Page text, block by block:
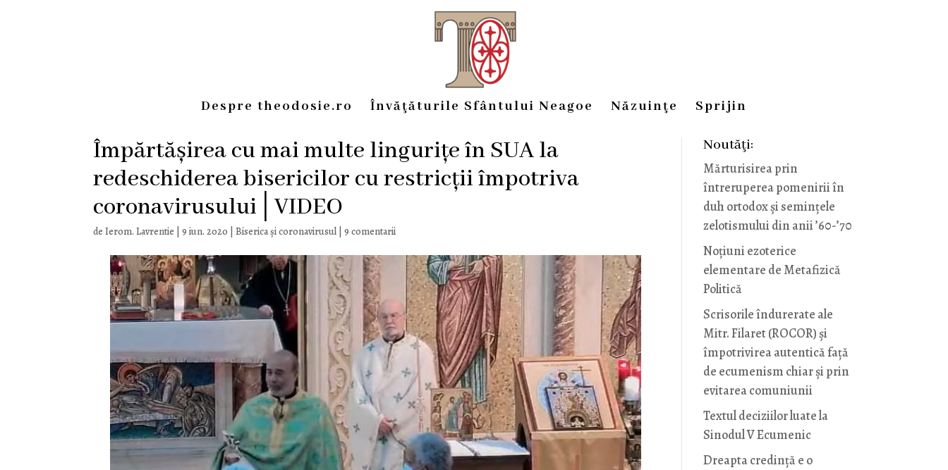
Despre theodosie.ro Învăţăturile Sfântului Neagoe Năzuinţe Sprijin
Împărtășirea cu mai multe lingurițe în SUA la
redeschiderea bisericilor cu restricții împotriva
coronavirusului│VIDEO
de Ierom. Lavrentie 9 iun. 2020 Biserica și coronavirusul 9 comentarii
Noutăţi:
Mărturisirea prin
întreruperea pomenirii în
duh ortodox și semințele
zelotismului din anii ’60-’70
Noţiuni ezoterice
elementare de Metafizică
Politică
Scrisorile îndurerate ale
Mitr. Filaret (ROCOR) și
împotrivirea autentică față
de ecumenism chiar și prin
evitarea comuniunii
Textul deciziilor luate la
Sinodul V Ecumenic
Dreapta credință e o